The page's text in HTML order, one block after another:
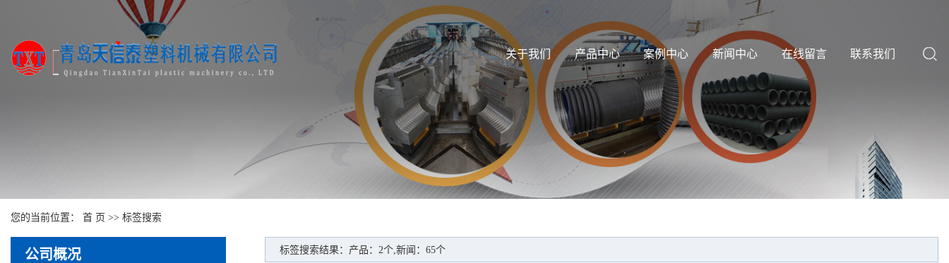
关于我们 产品中心 案例中心 新闻中心 在线留言 联系我们
您的当前位置： 首 页 >> 标签搜索
公司概况 标签搜索结果：产品：2个,新闻：65个